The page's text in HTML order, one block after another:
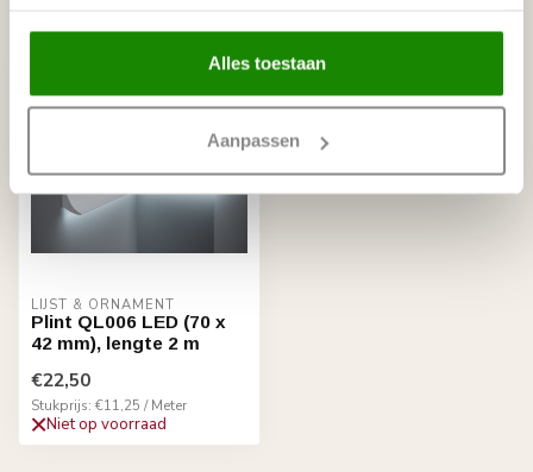
Alles toestaan
Aanpassen
LIJST & ORNAMENT
Plint QL006 LED (70 x
42 mm), lengte 2 m
€22,50
Stukprijs: €11,25 / Meter
Niet op voorraad